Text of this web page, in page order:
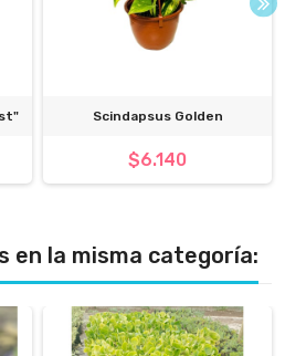
Scindapsus Golden
$6.140
en la misma categoría: